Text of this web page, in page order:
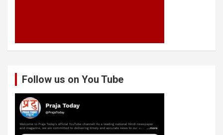
Follow us on You Tube